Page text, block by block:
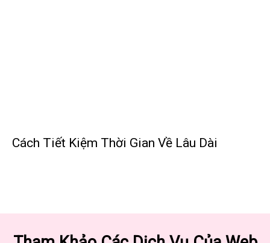
Cách Tiết Kiệm Thời Gian Về Lâu Dài